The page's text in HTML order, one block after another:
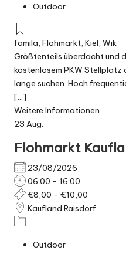
Outdoor
famila, Flohmarkt, Kiel, Wik
Größtenteils überdacht und
kostenlosem PKW
lange suchen. Hoch
[...]
Weitere Informationen
23 Aug.
Flohmarkt
23/08/2026
06:00 - 16:00
€8,00 - €10,00
Kaufland Raisdorf
Outdoor